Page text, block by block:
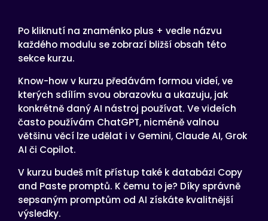
Po kliknutí na znaménko plus + vedle názvu
každého modulu se zobrazí bližší obsah této
sekce kurzu.
Know-how v kurzu předávám formou videí, ve
kterých sdílím svou obrazovku a ukazuju, jak
konkrétně daný AI nástroj používat. Ve videích
často používám ChatGPT, nicméně valnou
většinu věcí lze udělat i v Gemini, Claude AI, Grok
AI či Copilot.
V kurzu budeš mít přístup také k databázi Copy
and Paste promptů. K čemu to je? Díky správně
sepsaným promptům od AI získáte kvalitnější
výsledky.